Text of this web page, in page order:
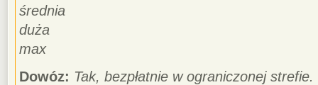
średnia
duża
max
Dowóz: Tak, bezpłatnie w ograniczonej